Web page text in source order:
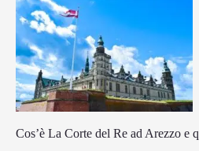
Cos’è La Corte del Re ad Arezzo e